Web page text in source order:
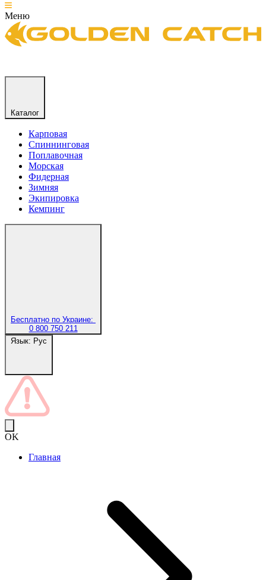
Меню
Каталог
Карповая
Спиннинговая
Поплавочная
Морская
Фидерная
Зимняя
Экипировка
Кемпинг
Бесплатно по Украине:
0 800 750 211
Язык: Рус
OK
Главная